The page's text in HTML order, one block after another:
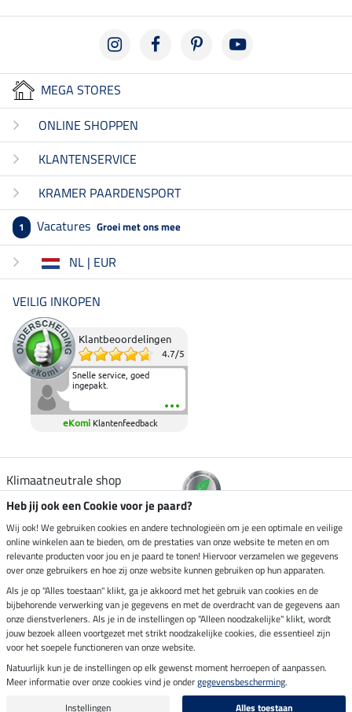
MEGA STORES
ONLINE SHOPPEN
KLANTENSERVICE
KRAMER PAARDENSPORT
1 Vacatures Groei met ons mee
NL | EUR
VEILIG INKOPEN
Klantbeoordelingen
4.7/5
Snelle service, goed
ingepakt.
eKomi Klantenfeedback
Klimaatneutrale shop
Verzending per
Veilig betalen met
Impressum
Laatste update op 06.08.2026 om 07:11 uur
Alle prijzen in euro's, incl. BTW, excl. verzendkosten.
Heb jij ook een Cookie voor je paard?
Wij ook! We gebruiken cookies en andere technologieën om je een optimale en veilige
online winkelen aan te bieden, om de prestaties van onze website te meten en om
relevante producten voor jou en je paard te tonen! Hiervoor verzamelen we gegevens
over onze gebruikers en hoe zij onze website kunnen gebruiken op hun apparaten.
Als je op "Alles toestaan" klikt, ga je akkoord met het gebruik van cookies en de
bijbehorende verwerking van je gegevens en met de overdracht van de gegevens aan
onze dienstverleners. Als je in de instellingen op "Alleen noodzakelijke" klikt, wordt
jouw bezoek alleen voortgezet met strikt noodzakelijke cookies, die essentieel zijn
voor het soepele functioneren van onze website.
Natuurlijk kun je de instellingen op elk gewenst moment herroepen of aanpassen.
Meer informatie over onze cookies vind je ondergegevensbescherming.
Instellingen
Alles toestaan